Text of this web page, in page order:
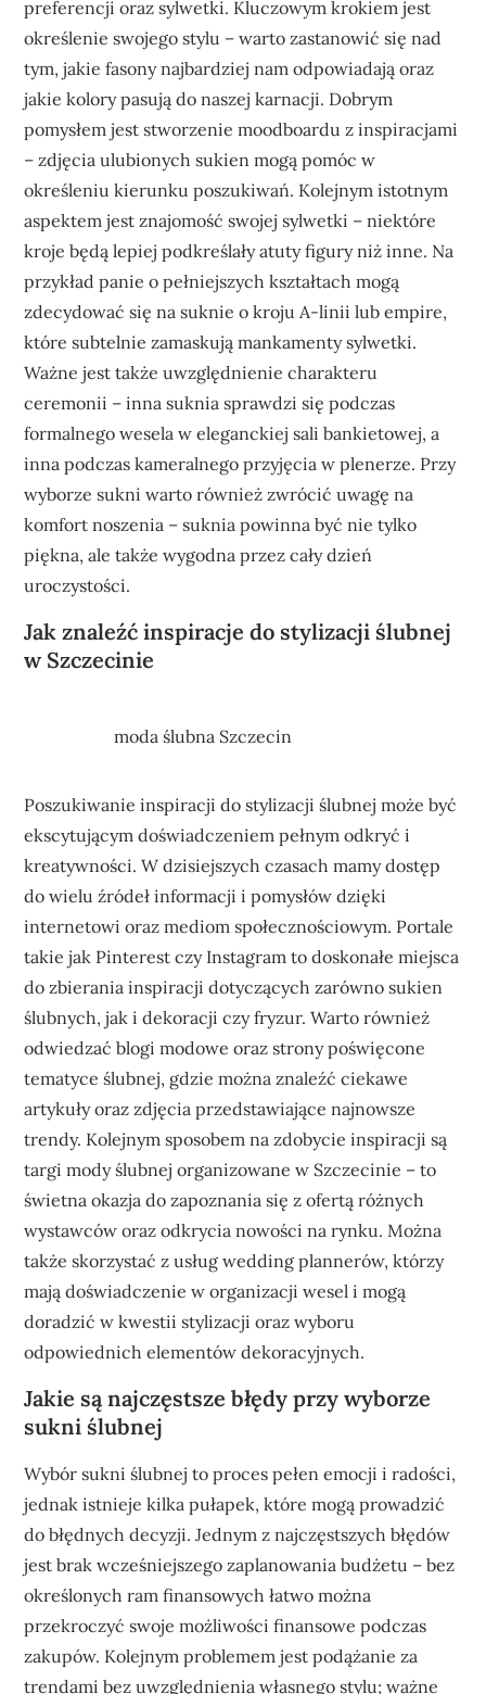
preferencji oraz sylwetki. Kluczowym krokiem jest
określenie swojego stylu – warto zastanowić się nad
tym, jakie fasony najbardziej nam odpowiadają oraz
jakie kolory pasują do naszej karnacji. Dobrym
pomysłem jest stworzenie moodboardu z inspiracjami
– zdjęcia ulubionych sukien mogą pomóc w
określeniu kierunku poszukiwań. Kolejnym istotnym
aspektem jest znajomość swojej sylwetki – niektóre
kroje będą lepiej podkreślały atuty figury niż inne. Na
przykład panie o pełniejszych kształtach mogą
zdecydować się na suknie o kroju A-linii lub empire,
które subtelnie zamaskują mankamenty sylwetki.
Ważne jest także uwzględnienie charakteru
ceremonii – inna suknia sprawdzi się podczas
formalnego wesela w eleganckiej sali bankietowej, a
inna podczas kameralnego przyjęcia w plenerze. Przy
wyborze sukni warto również zwrócić uwagę na
komfort noszenia – suknia powinna być nie tylko
piękna, ale także wygodna przez cały dzień
uroczystości.
Jak znaleźć inspiracje do stylizacji ślubnej
w Szczecinie
moda ślubna Szczecin
Poszukiwanie inspiracji do stylizacji ślubnej może być
ekscytującym doświadczeniem pełnym odkryć i
kreatywności. W dzisiejszych czasach mamy dostęp
do wielu źródeł informacji i pomysłów dzięki
internetowi oraz mediom społecznościowym. Portale
takie jak Pinterest czy Instagram to doskonałe miejsca
do zbierania inspiracji dotyczących zarówno sukien
ślubnych, jak i dekoracji czy fryzur. Warto również
odwiedzać blogi modowe oraz strony poświęcone
tematyce ślubnej, gdzie można znaleźć ciekawe
artykuły oraz zdjęcia przedstawiające najnowsze
trendy. Kolejnym sposobem na zdobycie inspiracji są
targi mody ślubnej organizowane w Szczecinie – to
świetna okazja do zapoznania się z ofertą różnych
wystawców oraz odkrycia nowości na rynku. Można
także skorzystać z usług wedding plannerów, którzy
mają doświadczenie w organizacji wesel i mogą
doradzić w kwestii stylizacji oraz wyboru
odpowiednich elementów dekoracyjnych.
Jakie są najczęstsze błędy przy wyborze
sukni ślubnej
Wybór sukni ślubnej to proces pełen emocji i radości,
jednak istnieje kilka pułapek, które mogą prowadzić
do błędnych decyzji. Jednym z najczęstszych błędów
jest brak wcześniejszego zaplanowania budżetu – bez
określonych ram finansowych łatwo można
przekroczyć swoje możliwości finansowe podczas
zakupów. Kolejnym problemem jest podążanie za
trendami bez uwzględnienia własnego stylu; ważne